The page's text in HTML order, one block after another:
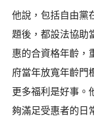
他說，包括自由黨
題後，都設法協助
惠的合資格年齡，
府當年放寬年齡門
更多福利是好事。
夠滿足受惠者的日